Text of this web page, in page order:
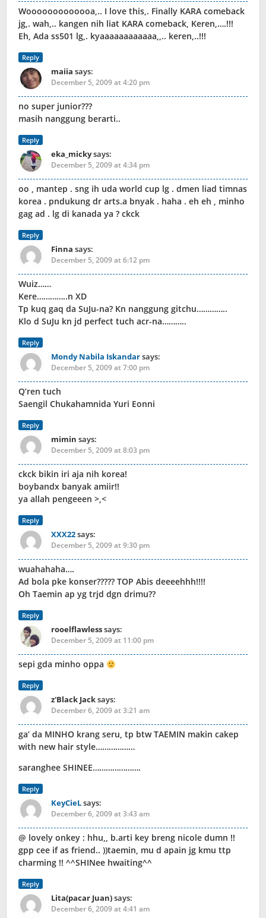
Wooooooooooooa,.. I love this,. Finally KARA comeback
jg,. wah,.. kangen nih liat KARA comeback, Keren,….!!!
Eh, Ada ss501 lg,. kyaaaaaaaaaaaa,,.. keren,..!!!
Reply
maiia says:
December 5, 2009 at 4:20 pm
no super junior???
masih nanggung berarti..
Reply
eka_mickysays:
December 5, 2009 at 4:34 pm
oo , mantep . sng ih uda world cup lg . dmen liad timnas
korea . pndukung dr arts.a bnyak . haha . eh eh , minho
gag ad . lg di kanada ya ? ckck
Reply
Finna says:
December 5, 2009 at 6:12 pm
Wuiz……
Kere…………..n XD
Tp kuq gaq da SuJu-na? Kn nanggung gitchu…………..
Klo d SuJu kn jd perfect tuch acr-na………..
Reply
Mondy Nabila Iskandarsays:
December 5, 2009 at 7:00 pm
Q’ren tuch
Saengil Chukahamnida Yuri Eonni
Reply
mimin says:
December 5, 2009 at 8:03 pm
ckck bikin iri aja nih korea!
boybandx banyak amiir!!
ya allah pengeeen >,<
Reply
XXX22says:
December 5, 2009 at 9:30 pm
wuahahaha….
Ad bola pke konser????? TOP Abis deeeehhh!!!!
Oh Taemin ap yg trjd dgn drimu??
Reply
rooelflawlesssays:
December 5, 2009 at 11:00 pm
sepi gda minho oppa
Reply
z'Black Jacksays:
December 6, 2009 at 3:21 am
ga’ da MINHO krang seru, tp btw TAEMIN makin cakep
with new hair style………………
saranghee SHINEE………………….
Reply
KeyCieLsays:
December 6, 2009 at 3:43 am
@ lovely onkey : hhu,, b.arti key breng nicole dumn !!
gpp cee if as friend.. ))taemin, mu d apain jg kmu ttp
charming !! ^^SHINee hwaiting^^
Reply
Lita(pacar Juan)says:
December 6, 2009 at 4:41 am